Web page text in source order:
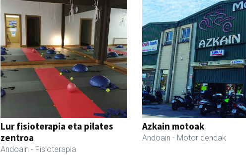
Lur fisioterapia eta pilates
zentroa
Andoain - Fisioterapia
Azkain motoak
Andoain - Motor dendak